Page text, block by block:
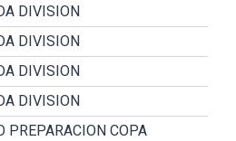
DIVISION
DIVISION
DIVISION
DIVISION
PREPARACION COPA